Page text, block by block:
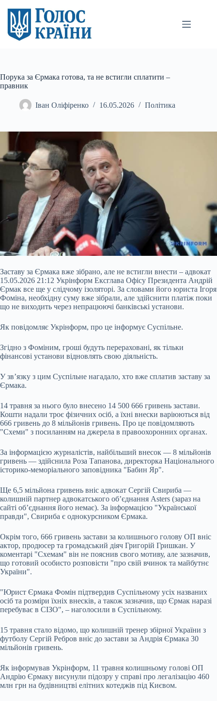
вмісту
Порука за Єрмака готова, та не встигли сплатити –
правник
Іван Оліфіренко 16.05.2026 Політика
Заставу за Єрмака вже зібрано, але не встигли внести – адвокат
15.05.2026 21:12 Укрінформ Ексглава Офісу Президента Андрій
Єрмак все ще у слідчому ізоляторі. За словами його юриста Ігоря
Фоміна, необхідну суму вже зібрали, але здійснити платіж поки
що не виходить через непрацюючі банківські установи.
Як повідомляє Укрінформ, про це інформує Суспільне.
Згідно з Фоміним, гроші будуть перераховані, як тільки
фінансові установи відновлять свою діяльність.
У зв’язку з цим Суспільне нагадало, хто вже сплатив заставу за
Єрмака.
14 травня за нього було внесено 14 500 666 гривень застави.
Кошти надали троє фізичних осіб, а їхні внески варіюються від
666 гривень до 8 мільйонів гривень. Про це повідомляють
"Схеми" з посиланням на джерела в правоохоронних органах.
За інформацією журналістів, найбільший внесок — 8 мільйонів
гривень — здійснила Роза Тапанова, директорка Національного
історико-меморіального заповідника "Бабин Яр".
Ще 6,5 мільйона гривень вніс адвокат Сергій Свириба —
колишній партнер адвокатського об’єднання Asters (зараз на
сайті об’єднання його немає). За інформацією "Української
правди", Свириба є однокурсником Єрмака.
Окрім того, 666 гривень застави за колишнього голову ОП вніс
актор, продюсер та громадський діяч Григорій Гришкан. У
коментарі "Схемам" він не пояснив свого мотиву, але зазначив,
що готовий особисто розповісти "про свій вчинок та майбутнє
України".
"Юрист Єрмака Фомін підтвердив Суспільному усіх названих
осіб та розміри їхніх внесків, а також зазначив, що Єрмак наразі
перебуває в СІЗО", – наголосили в Суспільному.
15 травня стало відомо, що колишній тренер збірної України з
футболу Сергій Ребров вніс до застави за Андрія Єрмака 30
мільйонів гривень.
Як інформував Укрінформ, 11 травня колишньому голові ОП
Андрію Єрмаку висунули підозру у справі про легалізацію 460
млн грн на будівництві елітних котеджів під Києвом.